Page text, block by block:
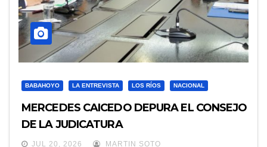
BABAHOYO LA ENTREVISTA LOS RÍOS NACIONAL
MERCEDES CAICEDO DEPURA EL CONSEJO
DE LA JUDICATURA
JUL 20, 2026 MARTIN SOTO